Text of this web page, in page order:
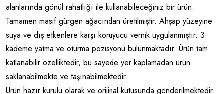
alanlarında gönül rahatlığı ile kullanabileceğiniz bir ürün.
Tamamen masif gürgen ağacından üretilmiştir. Ahşap yüzeyine
suya ve dış etkenlere karşı koruyucu vernik uygulanmıştır. 3
kademe yatma ve oturma pozisyonu bulunmaktadır. Ürün tam
katlanabilir özelliktedir, bu sayede yer kaplamadan ürün
saklanabilmekte ve taşınabilmektedir.
Ürün hazır kurulu olarak ve orijinal kutusunda gönderilmektedir.